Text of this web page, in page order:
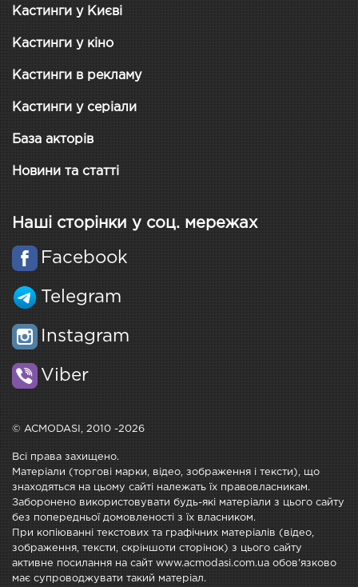
Кастинги у Києві
Кастинги у кіно
Кастинги в рекламу
Кастинги у серіали
База акторів
Новини та статті
Наші сторінки у соц. мережах
Facebook
Telegram
Instagram
Viber
© ACMODASI, 2010 -2026
Всі права захищено.
Матеріали (торгові марки, відео, зображення і тексти), що
знаходяться на цьому сайті належать їх правовласникам.
Заборонено використовувати будь-які матеріали з цього сайту
без попередньої домовленості з їх власником.
При копіюванні текстових та графічних матеріалів (відео,
зображення, тексти, скріншоти сторінок) з цього сайту
активне посилання на сайт www.acmodasi.com.ua обов'язково
має супроводжувати такий матеріал.